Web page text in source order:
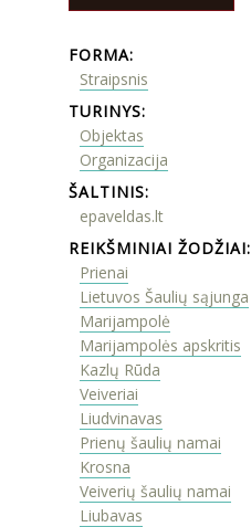
FORMA:
Straipsnis
TURINYS:
Objektas
Organizacija
ŠALTINIS:
epaveldas.lt
REIKŠMINIAI ŽODŽIAI:
Prienai
Lietuvos Šaulių sąjunga
Marijampolė
Marijampolės apskritis
Kazlų Rūda
Veiveriai
Liudvinavas
Prienų šaulių namai
Krosna
Veiverių šaulių namai
Liubavas